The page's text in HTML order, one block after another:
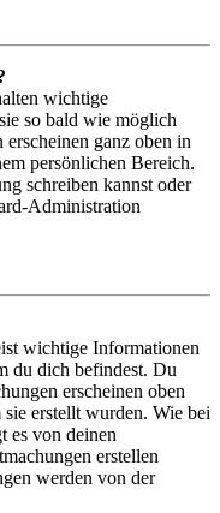
wichtige
so bald wie möglich
ganz oben in
persönlichen Bereich.
schreiben kannst oder
Administration
wichtige Informationen
du dich befindest. Du
erscheinen oben
erstellt wurden. Wie bei
es von deinen
erstellen
werden von der